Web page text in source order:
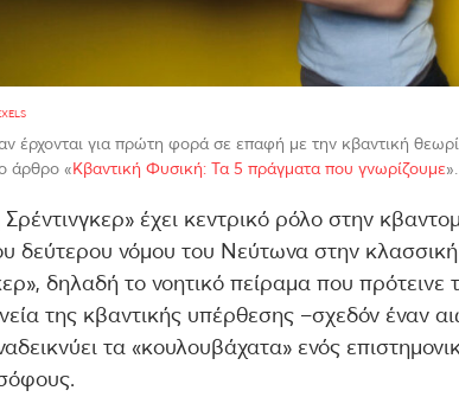
έρχονται για πρώτη φορά σε επαφή με την κβαντική
άρθρο «Κβαντική Φυσική: Τα 5 πράγματα που γνωρίζουμε».
έχει κεντρικό ρόλο στην
δεύτερου νόμου του Νεύτωνα στην
δηλαδή το νοητικό πείραμα που πρότεινε
της κβαντικής υπέρθεσης –σχεδόν έναν
τα «κουλουβάχατα» ενός